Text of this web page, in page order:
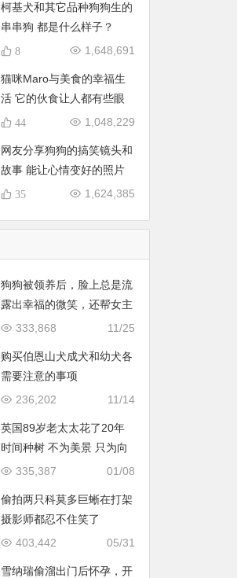
柯基犬和其它品种狗狗生的
串串狗 都是什么样子？
（28张）
1,648,691
8
猫咪Maro与美食的幸福生
活 它的伙食让人都有些眼
馋（41张）
1,048,229
44
网友分享狗狗的搞笑镜头和
故事 能让心情变好的照片
（57张）
1,624,385
35
狗狗被领养后，脸上总是流
露出幸福的微笑，还帮女主
人牵红线
11/25
333,868
购买伯恩山犬成犬和幼犬各
需要注意的事项
11/14
236,202
英国89岁老太太花了20年
时间种树 不为美景 只为向
邻居复仇
01/08
335,387
偷拍两只科莫多巨蜥在打架
摄影师都忍不住笑了
05/31
403,442
雪纳瑞偷溜出门后怀孕，开